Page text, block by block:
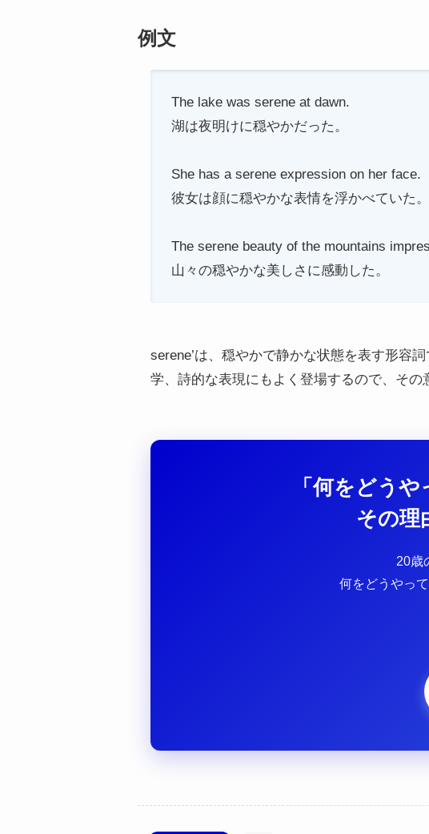
例文
The lake was serene at dawn.
湖は夜明けに穏やかだった。
She has a serene expression on her face.
彼女は顔に穏やかな表情を浮かべていた。
The serene beauty of the mountains
山々の穏やかな美しさに感動した。
serene’は、穏やかで静かな状態を表す形容
学、詩的な表現にもよく登場するので、その
「何をどう
その理
20歳
何をどうやっ